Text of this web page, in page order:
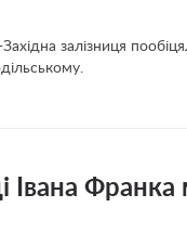
Західна залізниця
Івана